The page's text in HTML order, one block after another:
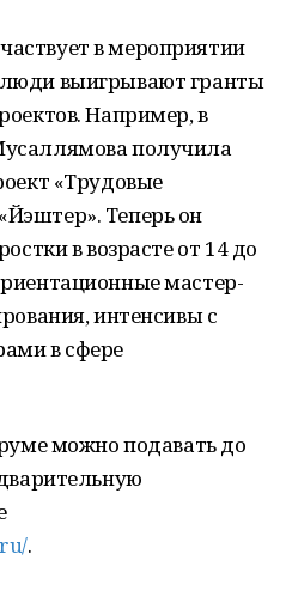
в мероприятии
выигрывают гранты
Например, в
получила
«Трудовые
Теперь он
в возрасте от 14 до
мастер-
интенсивы с
в сфере
можно подавать до
.